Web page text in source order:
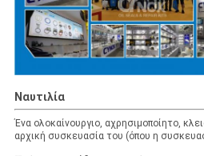
Ναυτιλία
Ένα ολοκαίνουργιο, αχρησιμοποίητο,
αρχική συσκευασία του (όπου η